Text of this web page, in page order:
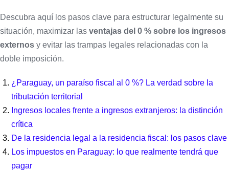
Descubra aquí los pasos clave para estructurar legalmente su
situación, maximizar las ventajas del 0 % sobre los ingresos
externos y evitar las trampas legales relacionadas con la
doble imposición.
¿Paraguay, un paraíso fiscal al 0 %? La verdad sobre la
tributación territorial
Ingresos locales frente a ingresos extranjeros: la distinción
crítica
De la residencia legal a la residencia fiscal: los pasos clave
Los impuestos en Paraguay: lo que realmente tendrá que
pagar